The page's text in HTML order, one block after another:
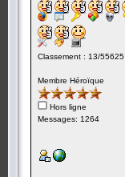
Classement : 13/55625
Membre Héroïque
Hors ligne
Messages: 1264